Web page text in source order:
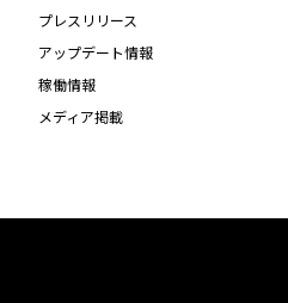
プレスリリース
アップデート情報
稼働情報
メディア掲載